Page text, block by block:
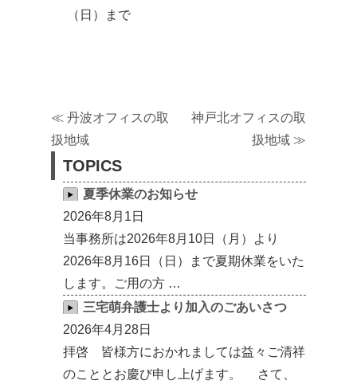
（日）まで
≪ 丹波オフィスの取
扱地域
神戸北オフィスの取
扱地域 ≫
TOPICS
夏季休業のお知らせ
2026年8月1日
当事務所は2026年8月10日（月）より
2026年8月16日（日）まで夏期休業をいた
します。ご用の方 …
三宅萌弁護士より加入のごあいさつ
2026年4月28日
拝啓 皆様方におかれましては益々ご清祥
のこととお慶び申し上げます。 さて、